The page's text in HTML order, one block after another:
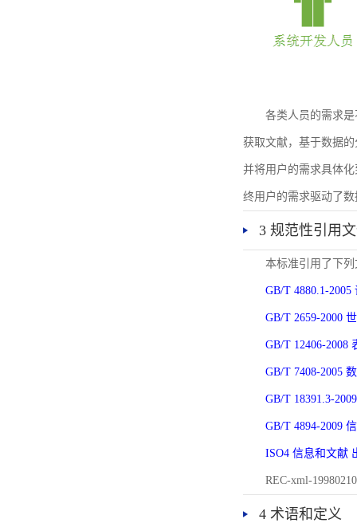
各类人员的需求
获取文献，基于数据
并将用户的需求具体
终用户的需求驱动了
3 规范性引用
本标准引用了下
GB/T 4880.1-
GB/T 2659-2000
GB/T 12406-2008
GB/T 7408-2005
GB/T 18391.3-
GB/T 4894-2009
ISO4 信息和文献
REC-xml-
4 术语和定义